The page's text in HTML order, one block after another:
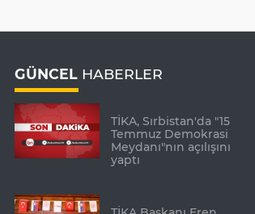
GÜNCEL HABERLER
TİKA, Sırbistan'da "15
Temmuz Demokrasi
Meydanı"nın açılışını
yaptı